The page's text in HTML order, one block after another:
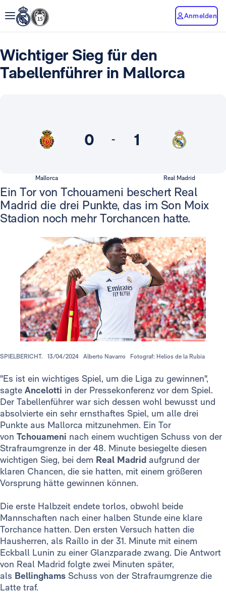
Anmelden
Wichtiger Sieg für den
Tabellenführer in Mallorca
0 - 1
Mallorca Real Madrid
Ein Tor von Tchouameni beschert Real
Madrid die drei Punkte, das im Son Moix
Stadion noch mehr Torchancen hatte.
SPIELBERICHT. 13/04/2024 Alberto Navarro Fotograf: Helios de la Rubia
"Es ist ein wichtiges Spiel, um die Liga zu gewinnen",
sagte Ancelotti in der Pressekonferenz vor dem Spiel.
Der Tabellenführer war sich dessen wohl bewusst und
absolvierte ein sehr ernsthaftes Spiel, um alle drei
Punkte aus Mallorca mitzunehmen. Ein Tor
von Tchouameni nach einem wuchtigen Schuss von der
Strafraumgrenze in der 48. Minute besiegelte diesen
wichtigen Sieg, bei dem Real Madrid aufgrund der
klaren Chancen, die sie hatten, mit einem größeren
Vorsprung hätte gewinnen können.
Die erste Halbzeit endete torlos, obwohl beide
Mannschaften nach einer halben Stunde eine klare
Torchance hatten. Den ersten Versuch hatten die
Hausherren, als Raíllo in der 31. Minute mit einem
Eckball Lunin zu einer Glanzparade zwang. Die Antwort
von Real Madrid folgte zwei Minuten später,
als Bellinghams Schuss von der Strafraumgrenze die
Latte traf.